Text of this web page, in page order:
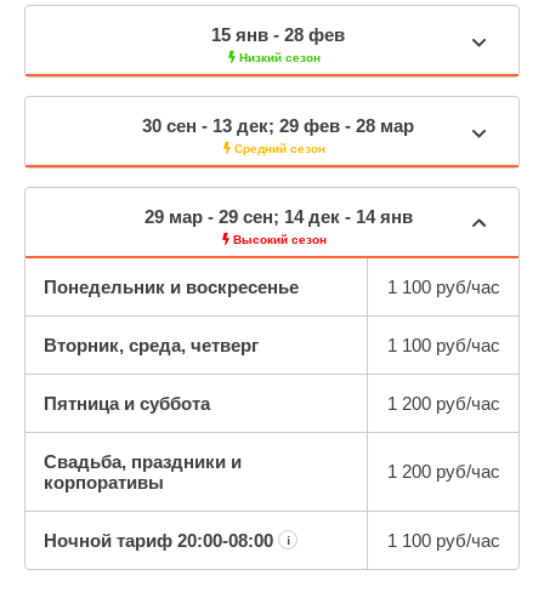
15 янв - 28 фев
Низкий сезон
30 сен - 13 дек; 29 фев - 28 мар
Средний сезон
29 мар - 29 сен; 14 дек - 14 янв
Высокий сезон
Понедельник и воскресенье 1 100 руб/час
Вторник, среда, четверг 1 100 руб/час
Пятница и суббота 1 200 руб/час
Свадьба, праздники и
корпоративы
1 200 руб/час
Ночной тариф 20:00-08:00 ¡ 1 100 руб/час